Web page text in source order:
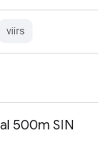
viirs
500m SIN